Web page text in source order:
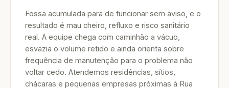
Fossa acumulada para de funcionar sem aviso, e o
resultado é mau cheiro, refluxo e risco sanitário
real. A equipe chega com caminhão a vácuo,
esvazia o volume retido e ainda orienta sobre
frequência de manutenção para o problema não
voltar cedo. Atendemos residências, sítios,
chácaras e pequenas empresas próximas à Rua